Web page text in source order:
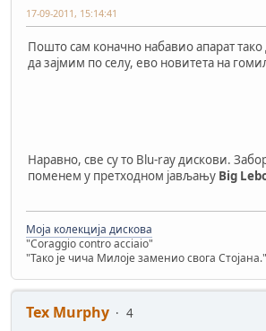
17-09-2011, 15:14:41
Пошто сам коначно набавио апарат
да зајмим по селу, ево новитета на
Наравно, све су то Blu-ray дискови.
поменем у претходном јављању Big
Моја колекција дискова
"Coraggio contro acciaio"
"Тако је чича Милоје заменио свога Стојана."
Tex Murphy
4